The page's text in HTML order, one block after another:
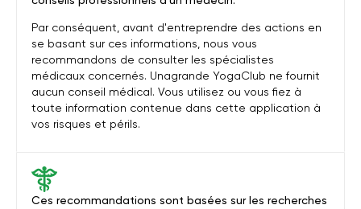
Ces recommandations sont basées sur les recherches
Par conséquent, avant d'entreprendre des actions en
se basant sur ces informations, nous vous
recommandons de consulter les spécialistes
médicaux concernés. Unagrande YogaClub ne fournit
aucun conseil médical. Vous utilisez ou vous fiez à
toute information contenue dans cette application à
vos risques et périls.